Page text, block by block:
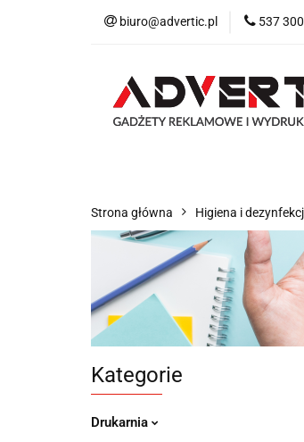
biuro@advertic.pl 537
Strona główna Higiena i
Kategorie
Drukarnia